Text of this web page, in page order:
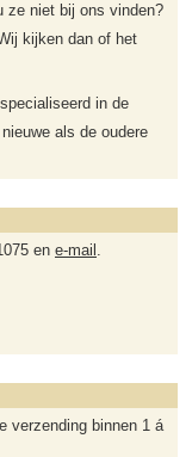
ze niet bij ons vinden?
kijken dan of het
in de
als de oudere
en e-mail .
verzending binnen 1 á